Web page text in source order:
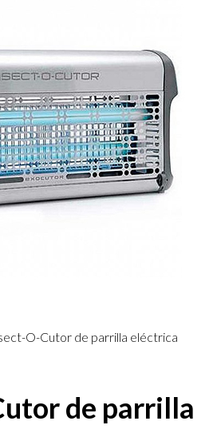
O-Cutor de parrilla eléctrica
de parrilla